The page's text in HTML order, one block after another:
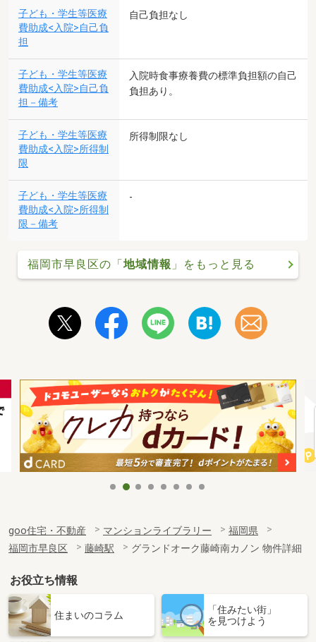
子ども・学生等医療
費助成<入院>自己負
担
自己負担なし
子ども・学生等医療
費助成<入院>自己負
担－備考
入院時食事療養費の標準負担額の自己
負担あり。
子ども・学生等医療
費助成<入院>所得制
限
所得制限なし
子ども・学生等医療
費助成<入院>所得制
限－備考
-
福岡市早良区の「地域情報 」をもっと見る
goo住宅・不動産 マンションライブラリー
福岡県
福岡市早良区
藤崎駅 グランドオーク藤崎南カノン 物件詳細
お役立ち情報
住まいのコラム
「住みたい街」
を見つけよう